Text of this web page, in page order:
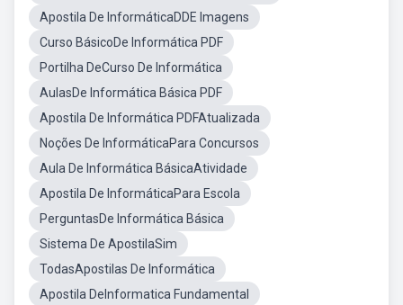
Apostila De InformáticaDDE Imagens
Curso BásicoDe Informática PDF
Portilha DeCurso De Informática
AulasDe Informática Básica PDF
Apostila De Informática PDFAtualizada
Noções De InformáticaPara Concursos
Aula De Informática BásicaAtividade
Apostila De InformáticaPara Escola
PerguntasDe Informática Básica
Sistema De ApostilaSim
TodasApostilas De Informática
Apostila DeInformatica Fundamental